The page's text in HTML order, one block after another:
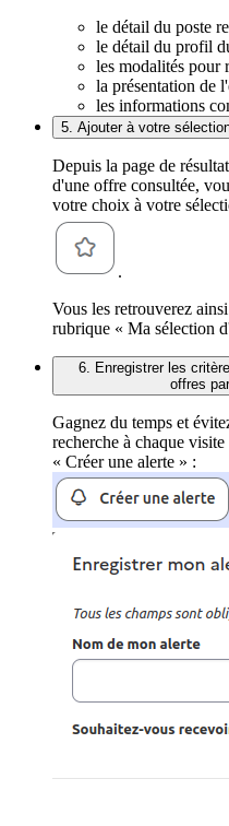
le détail du poste
le détail du profil
les modalités pour
la présentation de
les informations
5. Ajouter à votre
Depuis la page de
d'une offre consultée,
votre choix à votre
.
Vous les retrouverez
rubrique « Ma sélection
6. Enregistrer les
offres
Gagnez du temps et
recherche à chaque
« Créer une alerte » :